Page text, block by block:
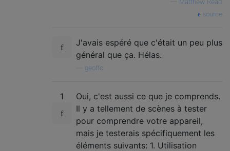
Matthew Read
source
J'avais espéré que c'était un peu plus
général que ça. Hélas.
geoffc
1
Oui, c'est aussi ce que je comprends.
Il y a tellement de scènes à tester
pour comprendre votre appareil,
mais je testerais spécifiquement les
éléments suivants: 1. Utilisation